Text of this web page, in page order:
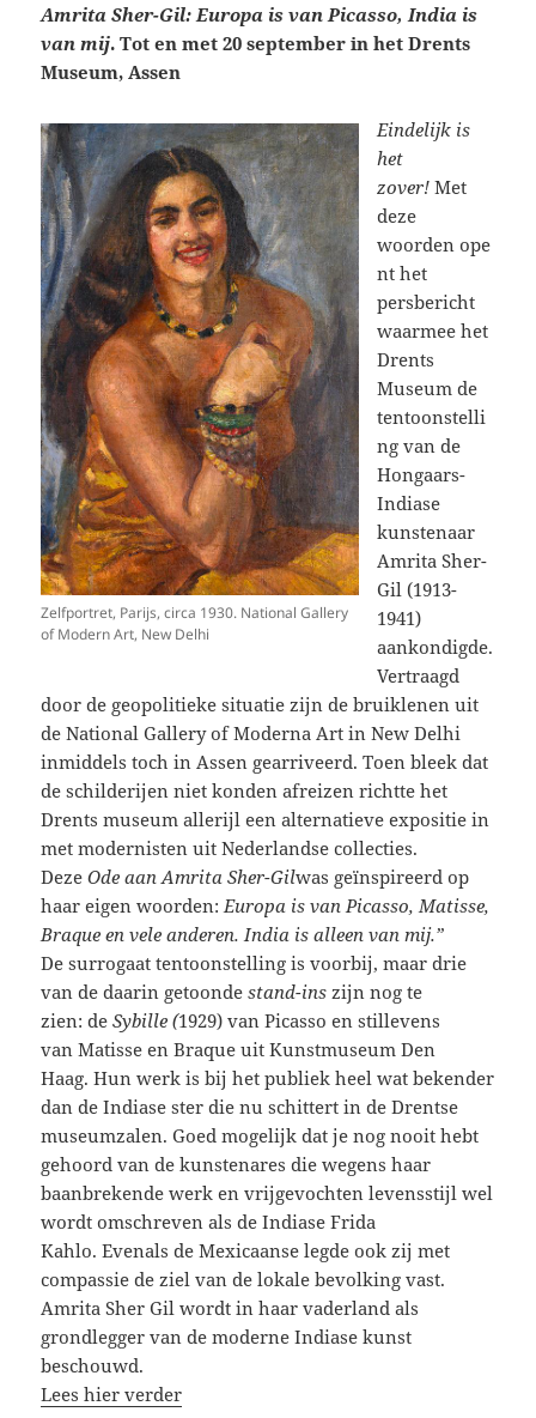
Amrita Sher-Gil: Europa is van Picasso, India is
van mij. Tot en met 20 september in het Drents
Museum, Assen
Zelfportret, Parijs, circa 1930. National Gallery
of Modern Art, New Delhi
Eindelijk is
het
zover!Met
deze
woorden ope
nt het
persbericht
waarmee het
Drents
Museum de
tentoonstelli
ng van de
Hongaars-
Indiase
kunstenaar
Amrita Sher-
Gil (1913-
1941)
aankondigde.
Vertraagd
door de geopolitieke situatie zijn de bruiklenen uit
de National Gallery of Moderna Art in New Delhi
inmiddels toch in Assen gearriveerd. Toen bleek dat
de schilderijen niet konden afreizen richtte het
Drents museum allerijl een alternatieve expositie in
met modernisten uit Nederlandse collecties.
DezeOde aan Amrita Sher-Gilwas geïnspireerd op
haar eigen woorden: Europa is van Picasso, Matisse,
Braque en vele anderen. India is alleen van mij.”
De surrogaat tentoonstelling is voorbij, maar drie
van de daarin getoondestand-inszijn nog te
zien: de Sybille (1929) van Picasso en stillevens
van Matisse en Braque uit Kunstmuseum Den
Haag. Hun werk is bij het publiek heel wat bekender
dan de Indiase ster die nu schittert in de Drentse
museumzalen. Goed mogelijk dat je nog nooit hebt
gehoord van de kunstenares die wegens haar
baanbrekende werk en vrijgevochten levensstijl wel
wordt omschreven als de Indiase Frida
Kahlo. Evenals de Mexicaanse legde ook zij met
compassie de ziel van de lokale bevolking vast.
Amrita Sher Gil wordt in haar vaderland als
grondlegger van de moderne Indiase kunst
beschouwd.
Lees hier verder